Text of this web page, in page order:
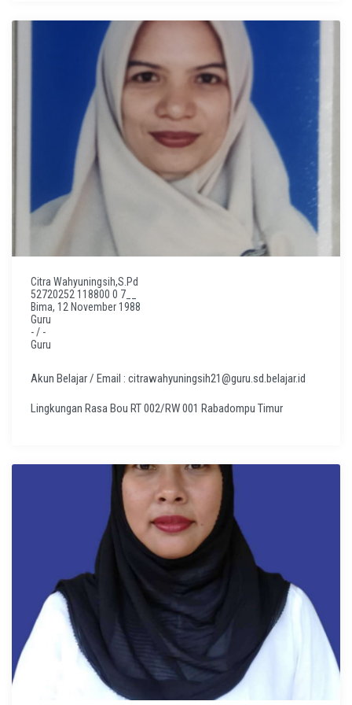
Citra Wahyuningsih,S.Pd
52720252 118800 0 7__
Bima, 12 November 1988
Guru
- / -
Guru
Akun Belajar / Email : citrawahyuningsih21@guru.sd.belajar.id
Lingkungan Rasa Bou RT 002/RW 001 Rabadompu Timur